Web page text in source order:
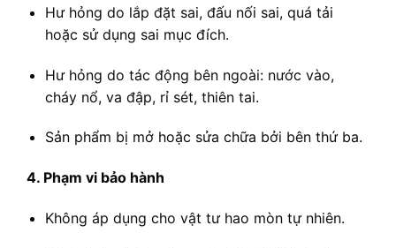
Hư hỏng do lắp đặt sai, đấu nối sai, quá tải
hoặc sử dụng sai mục đích.
Hư hỏng do tác động bên ngoài: nước vào,
cháy nổ, va đập, rỉ sét, thiên tai.
Sản phẩm bị mở hoặc sửa chữa bởi bên thứ ba.
4. Phạm vi bảo hành
Không áp dụng cho vật tư hao mòn tự nhiên.